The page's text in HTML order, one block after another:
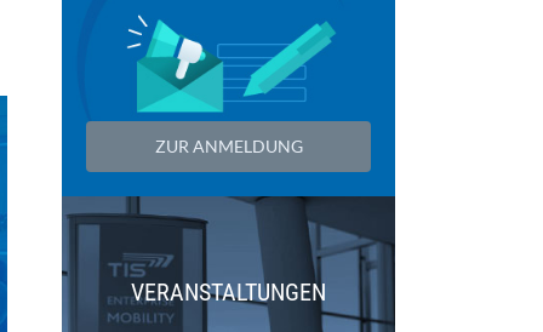
ZUR ANMELDUNG
VERANSTALTUNGEN